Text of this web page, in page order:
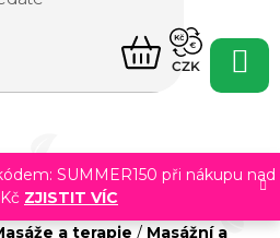
SUMMER150 při nákupu nad
ZJISTIT VÍC
NÁKUPNÍ
KOŠÍK
CZK
a terapie / Masážní a